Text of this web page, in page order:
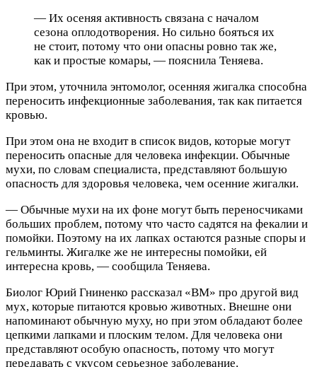
— Их осеняя активность связана с началом
сезона оплодотворения. Но сильно бояться их
не стоит, потому что они опасны ровно так же,
как и простые комары, — пояснила Теняева.
При этом, уточнила энтомолог, осенняя жигалка способна
переносить инфекционные заболевания, так как питается
кровью.
При этом она не входит в список видов, которые могут
переносить опасные для человека инфекции. Обычные
мухи, по словам специалиста, представляют большую
опасность для здоровья человека, чем осенние жигалки.
— Обычные мухи на их фоне могут быть переносчиками
больших проблем, потому что часто садятся на фекалии и
помойки. Поэтому на их лапках остаются разные споры и
гельминты. Жигалке же не интересны помойки, ей
интересна кровь, — сообщила Теняева.
Биолог Юрий Гниненко рассказал «ВМ» про другой вид
мух, которые питаются кровью животных. Внешне они
напоминают обычную муху, но при этом обладают более
цепкими лапками и плоским телом. Для человека они
представляют особую опасность, потому что могут
передавать с укусом серьезное заболевание.